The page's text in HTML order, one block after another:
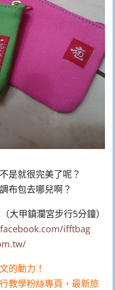
是就很完美了呢？
布包去哪兒啊？
（大甲鎮瀾宮步行5分鐘）
ifftbag
的動力！
教學粉絲專頁，最新旅